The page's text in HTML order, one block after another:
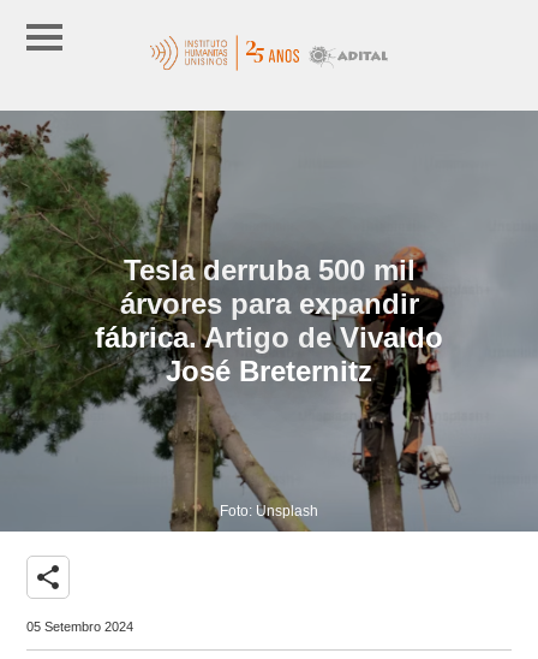
Tesla derruba 500 mil
árvores para expandir
fábrica. Artigo de Vivaldo
José Breternitz
Foto: Unsplash
share
05 Setembro 2024